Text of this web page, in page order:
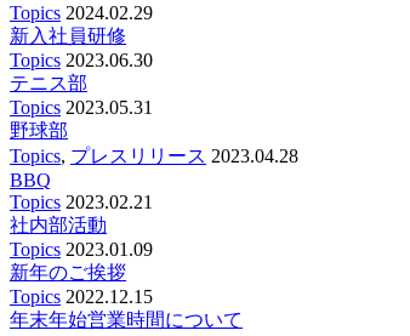
Topics 2024.02.29
新入社員研修
Topics 2023.06.30
テニス部
Topics 2023.05.31
野球部
Topics, プレスリリース 2023.04.28
BBQ
Topics 2023.02.21
社内部活動
Topics 2023.01.09
新年のご挨拶
Topics 2022.12.15
年末年始営業時間について